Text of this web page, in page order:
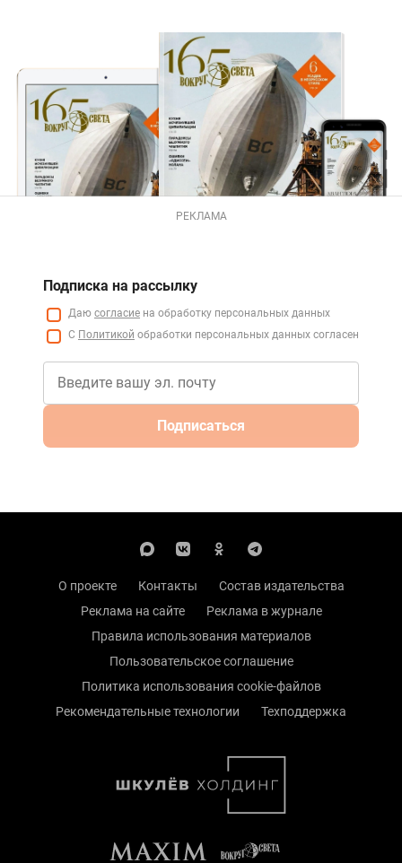
РЕКЛАМА
Подписка на рассылку
Даю согласие на обработку персональных данных
С Политикой обработки персональных данных согласен
Подписаться
О проекте Контакты
Состав издательства
Реклама на сайте
Реклама в журнале
Правила использования материалов
Пользовательское соглашение
Политика использования cookie-файлов
Рекомендательные технологии
Техподдержка